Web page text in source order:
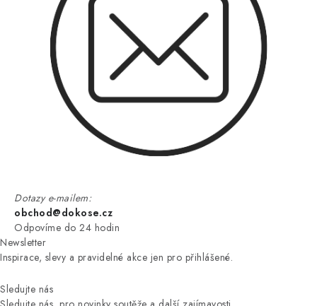
Dotazy e-mailem:
obchod@dokose.cz
Odpovíme do 24 hodin
Newsletter
Inspirace, slevy a pravidelné akce jen pro přihlášené.
Sledujte nás